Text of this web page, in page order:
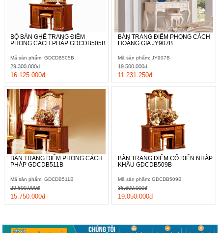
BỘ BÀN GHẾ TRANG ĐIỂM
PHONG CÁCH PHÁP GDCDB505B
Mã sản phẩm: GDCDB505B
16.125.000đ
29.300.000đ
BÀN TRANG ĐIỂM PHONG CÁCH
HOÀNG GIA JY907B
Mã sản phẩm: JY907B
11.231.250đ
19.500.000đ
BÀN TRANG ĐIỂM PHONG CÁCH
PHÁP GDCDB511B
Mã sản phẩm: GDCDB511B
15.750.000đ
29.600.000đ
BÀN TRANG ĐIỂM CỔ ĐIỂN NHẬP
KHẨU GDCDB509B
Mã sản phẩm: GDCDB509B
19.050.000đ
36.600.000đ